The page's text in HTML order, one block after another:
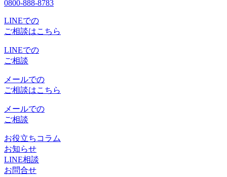
0800-888-8783
LINEでの
ご相談はこちら
LINEでの
ご相談
メールでの
ご相談はこちら
メールでの
ご相談
お役立ちコラム
お知らせ
LINE相談
お問合せ